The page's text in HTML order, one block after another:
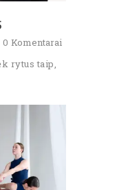
0 Komentarai
rytus taip,